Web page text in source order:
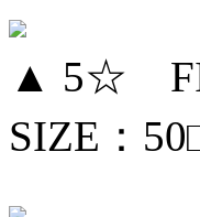
▲ 5☆
SIZE：